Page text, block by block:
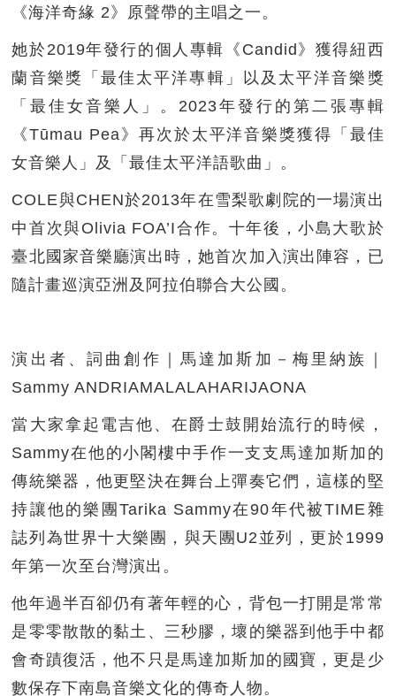
《海洋奇緣 2》原聲帶的主唱之一。
她於2019年發行的個人專輯《Candid》獲得紐西
蘭音樂獎「最佳太平洋專輯」以及太平洋音樂獎
「最佳女音樂人」。2023年發行的第二張專輯
《Tūmau Pea》再次於太平洋音樂獎獲得「最佳
女音樂人」及「最佳太平洋語歌曲」。
COLE與CHEN於2013年在雪梨歌劇院的一場演出
中首次與Olivia FOA’I合作。十年後，小島大歌於
臺北國家音樂廳演出時，她首次加入演出陣容，已
隨計畫巡演亞洲及阿拉伯聯合大公國。
演出者、詞曲創作｜馬達加斯加－梅里納族｜
Sammy ANDRIAMALALAHARIJAONA
當大家拿起電吉他、在爵士鼓開始流行的時候，
Sammy在他的小閣樓中手作一支支馬達加斯加的
傳統樂器，他更堅決在舞台上彈奏它們，這樣的堅
持讓他的樂團Tarika Sammy在90年代被TIME雜
誌列為世界十大樂團，與天團U2並列，更於1999
年第一次至台灣演出。
他年過半百卻仍有著年輕的心，背包一打開是常常
是零零散散的黏土、三秒膠，壞的樂器到他手中都
會奇蹟復活，他不只是馬達加斯加的國寶，更是少
數保存下南島音樂文化的傳奇人物。